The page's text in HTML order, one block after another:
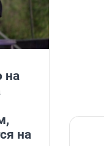
на
на